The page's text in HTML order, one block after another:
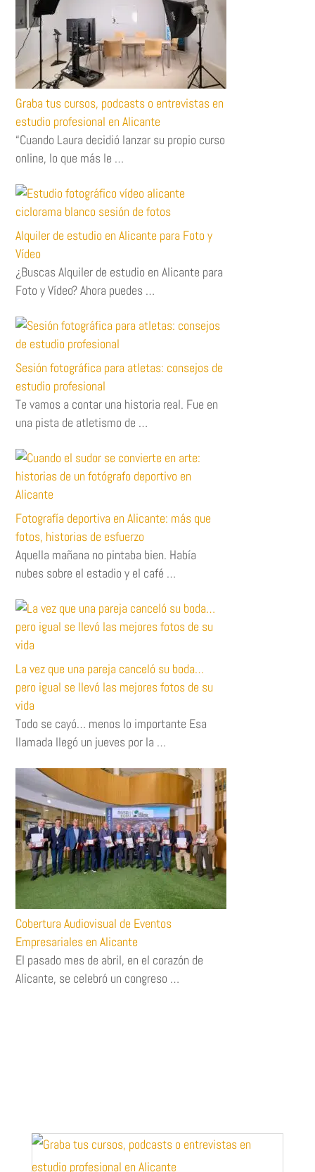
Graba tus cursos, podcasts o entrevistas en
estudio profesional en Alicante
“Cuando Laura decidió lanzar su propio curso
online, lo que más le …
Alquiler de estudio en Alicante para Foto y
Vídeo
¿Buscas Alquiler de estudio en Alicante para
Foto y Vídeo? Ahora puedes …
Sesión fotográfica para atletas: consejos de
estudio profesional
Te vamos a contar una historia real. Fue en
una pista de atletismo de …
Fotografía deportiva en Alicante: más que
fotos, historias de esfuerzo
Aquella mañana no pintaba bien. Había
nubes sobre el estadio y el café …
La vez que una pareja canceló su boda…
pero igual se llevó las mejores fotos de su
vida
Todo se cayó… menos lo importante Esa
llamada llegó un jueves por la …
Cobertura Audiovisual de Eventos
Empresariales en Alicante
El pasado mes de abril, en el corazón de
Alicante, se celebró un congreso …